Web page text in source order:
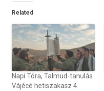
Related
Napi Tóra, Talmud-tanulás
Vájécé hetiszakasz 4.